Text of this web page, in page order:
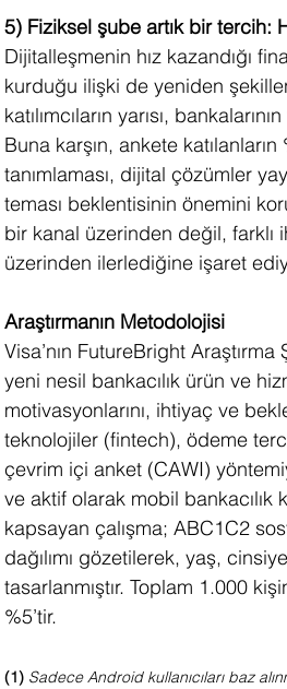
5) Fiziksel şube artık bir
Dijitalleşmenin hız kazandığı
kurduğu ilişki de yeniden
katılımcıların yarısı,
Buna karşın, ankete
tanımlaması, dijital çözümler
teması beklentisinin önemini
bir kanal üzerinden değil, farklı
üzerinden ilerlediğine işaret
Araştırmanın Metodolojisi
Visa’nın FutureBright
yeni nesil bankacılık ürün ve
motivasyonlarını, ihtiyaç ve
teknolojiler (fintech), ödeme
çevrim içi anket (CAWI)
ve aktif olarak mobil bankacılık
kapsayan çalışma; ABC1C2
dağılımı gözetilerek, yaş,
tasarlanmıştır. Toplam 1.000
%5’tir.
(1) Sadece Android kullanıcıları baz